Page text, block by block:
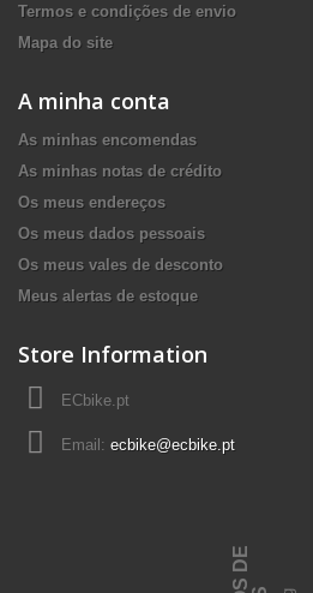
Termos e condições de envio
Mapa do site
A minha conta
As minhas encomendas
As minhas notas de crédito
Os meus endereços
Os meus dados pessoais
Os meus vales de desconto
Meus alertas de estoque
Store Information
ECbike.pt
Email: ecbike@ecbike.pt